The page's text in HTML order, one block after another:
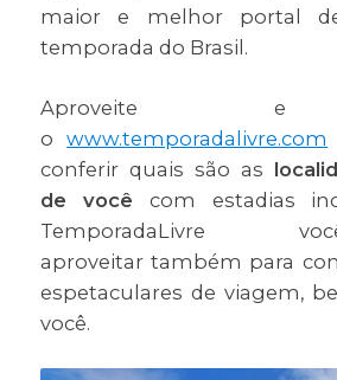
maior e melhor portal
temporada do Brasil.
Aproveite e
owww.temporadalivre.com
conferir quais são as
de você com estadias
TemporadaLivre
aproveitar também para
espetaculares de viagem,
você.